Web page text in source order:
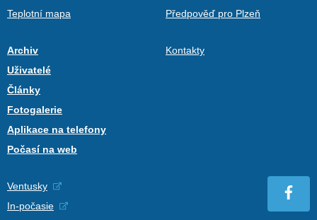
Teplotní mapa
Předpověď pro Plzeň
Archiv
Uživatelé
Články
Fotogalerie
Aplikace na telefony
Počasí na web
Kontakty
Ventusky
In-počasie